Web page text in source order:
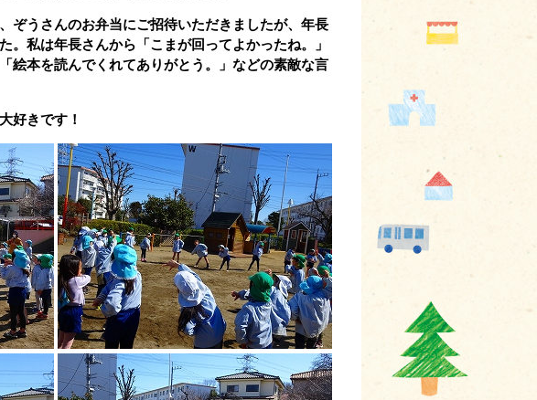
ぞうさんのお弁当にご招待いただきましたが、年長
。私は年長さんから「こまが回ってよかったね。」
絵本を読んでくれてありがとう。」などの素敵な言
好きです！